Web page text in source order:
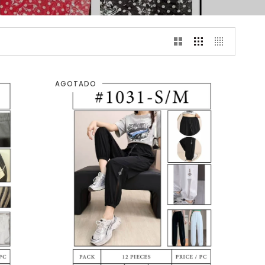
AGOTADO